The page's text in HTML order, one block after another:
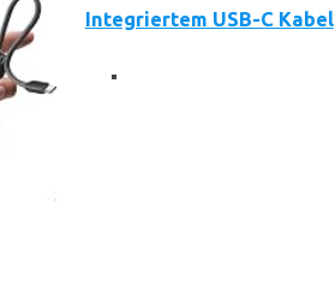
Integriertem USB-C Kabel